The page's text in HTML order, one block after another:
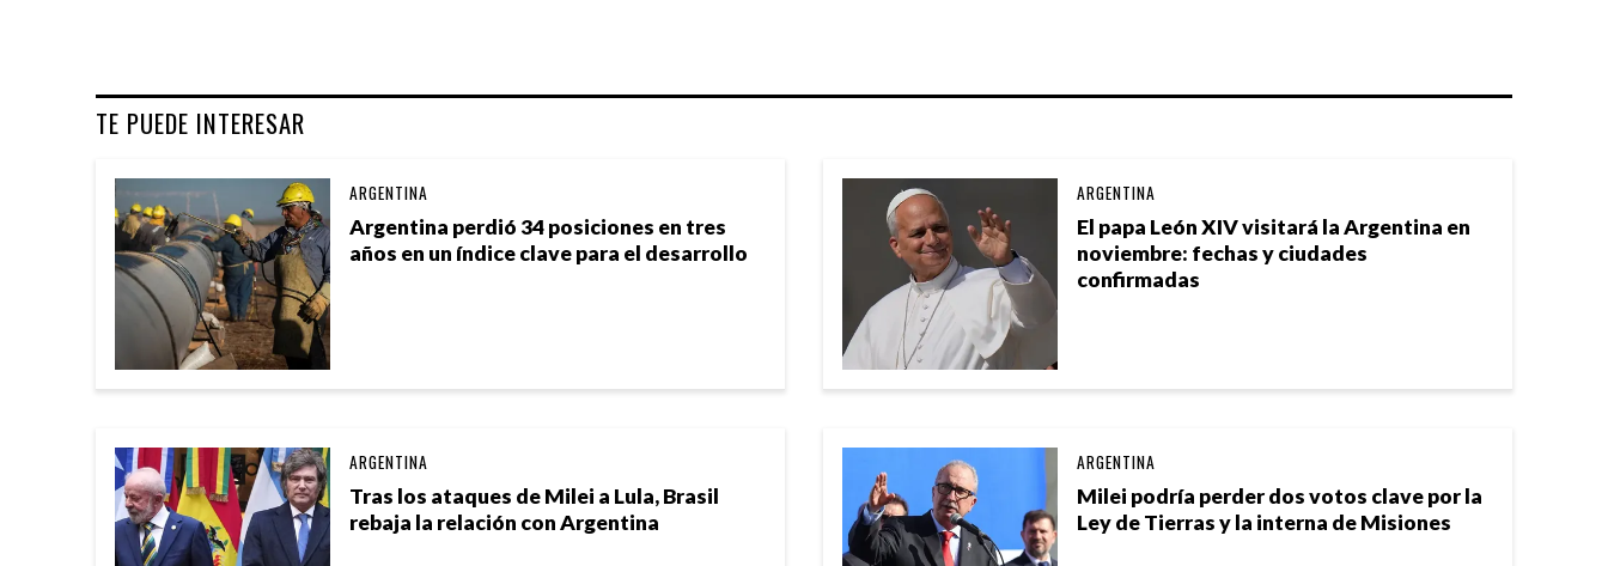
TE PUEDE INTERESAR
Argentina perdió 34 posiciones en tres
años en un índice clave para el desarrollo
ARGENTINA
El papa León XIV visitará la Argentina en
noviembre: fechas y ciudades
confirmadas
ARGENTINA
Tras los ataques de Milei a Lula, Brasil
rebaja la relación con Argentina
ARGENTINA
Milei podría perder dos votos clave por la
Ley de Tierras y la interna de Misiones
ARGENTINA